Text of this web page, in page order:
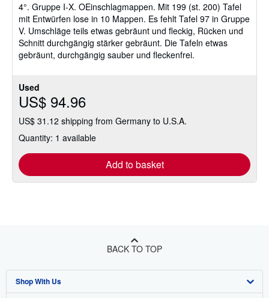
Used
US$ 94.96
US$ 31.12 shipping from Germany to U.S.A.
Quantity: 1 available
Add to basket
out
of
5
stars
4°. Gruppe I-X. OEinschlagmappen. Mit 199 (st. 200) Tafel
mit Entwürfen lose in 10 Mappen. Es fehlt Tafel 97 in Gruppe
V. Umschläge teils etwas gebräunt und fleckig, Rücken und
Schnitt durchgängig stärker gebräunt. Die Tafeln etwas
gebräunt, durchgängig sauber und fleckenfrei.
BACK TO TOP
Shop With Us